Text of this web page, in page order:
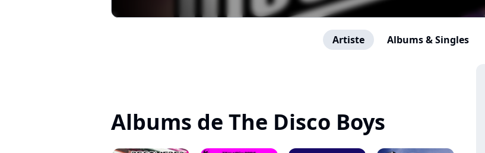
Artiste Albums & Singles
Albums de The Disco Boys